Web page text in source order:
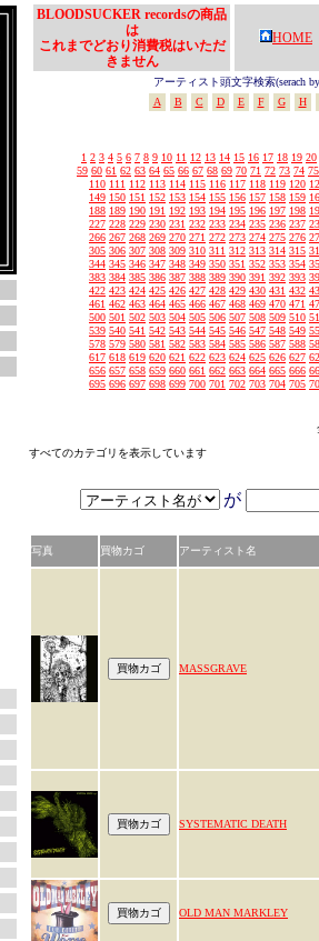
BLOODSUCKER recordsの商品
は
これまでどおり消費税はいただ
きません
HOME
アーティスト頭文字検索(serach
A
B C D E F G H
1 2 3 4 5 6 7 8 9 10 11 12 13 14 15 16 17 18 19 20
59 60 61 62 63 64 65 66 67 68 69 70 71 72 73 74 75
110 111 112 113 114 115 116 117 118 119 120
149 150 151 152 153 154 155 156 157 158 159
188 189 190 191 192 193 194 195 196 197 198
227 228 229 230 231 232 233 234 235 236 237
266 267 268 269 270 271 272 273 274 275 276
305 306 307 308 309 310 311 312 313 314 315
344 345 346 347 348 349 350 351 352 353 354
383 384 385 386 387 388 389 390 391 392 393
422 423 424 425 426 427 428 429 430 431 432
461 462 463 464 465 466 467 468 469 470 471
500 501 502 503 504 505 506 507 508 509 510
539 540 541 542 543 544 545 546 547 548 549
578 579 580 581 582 583 584 585 586 587 588
617 618 619 620 621 622 623 624 625 626 627
656 657 658 659 660 661 662 663 664 665 666
695 696 697 698 699 700 701 702 703 704 705
すべてのカテゴリを表示しています
が
写真 買物カゴ アーティスト名
MASSGRAVE
SYSTEMATIC DEATH
OLD MAN MARKLEY